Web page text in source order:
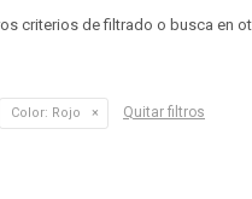
criterios de filtrado o busca en
Color: Rojo Quitar filtros